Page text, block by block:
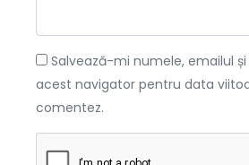
Salvează-mi numele, emailul
acest navigator pentru data
comentez.